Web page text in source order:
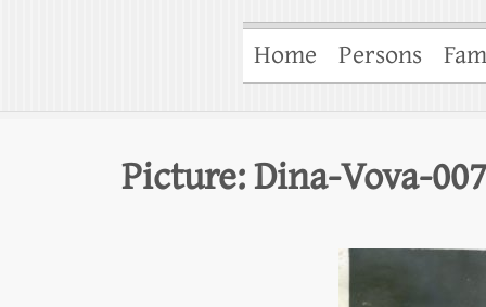
Home Persons
Picture: Dina-Vova-007